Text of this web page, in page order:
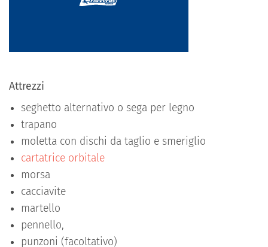
Attrezzi
seghetto alternativo o sega per legno
trapano
moletta con dischi da taglio e smeriglio
cartatrice orbitale
morsa
cacciavite
martello
pennello,
punzoni (facoltativo)